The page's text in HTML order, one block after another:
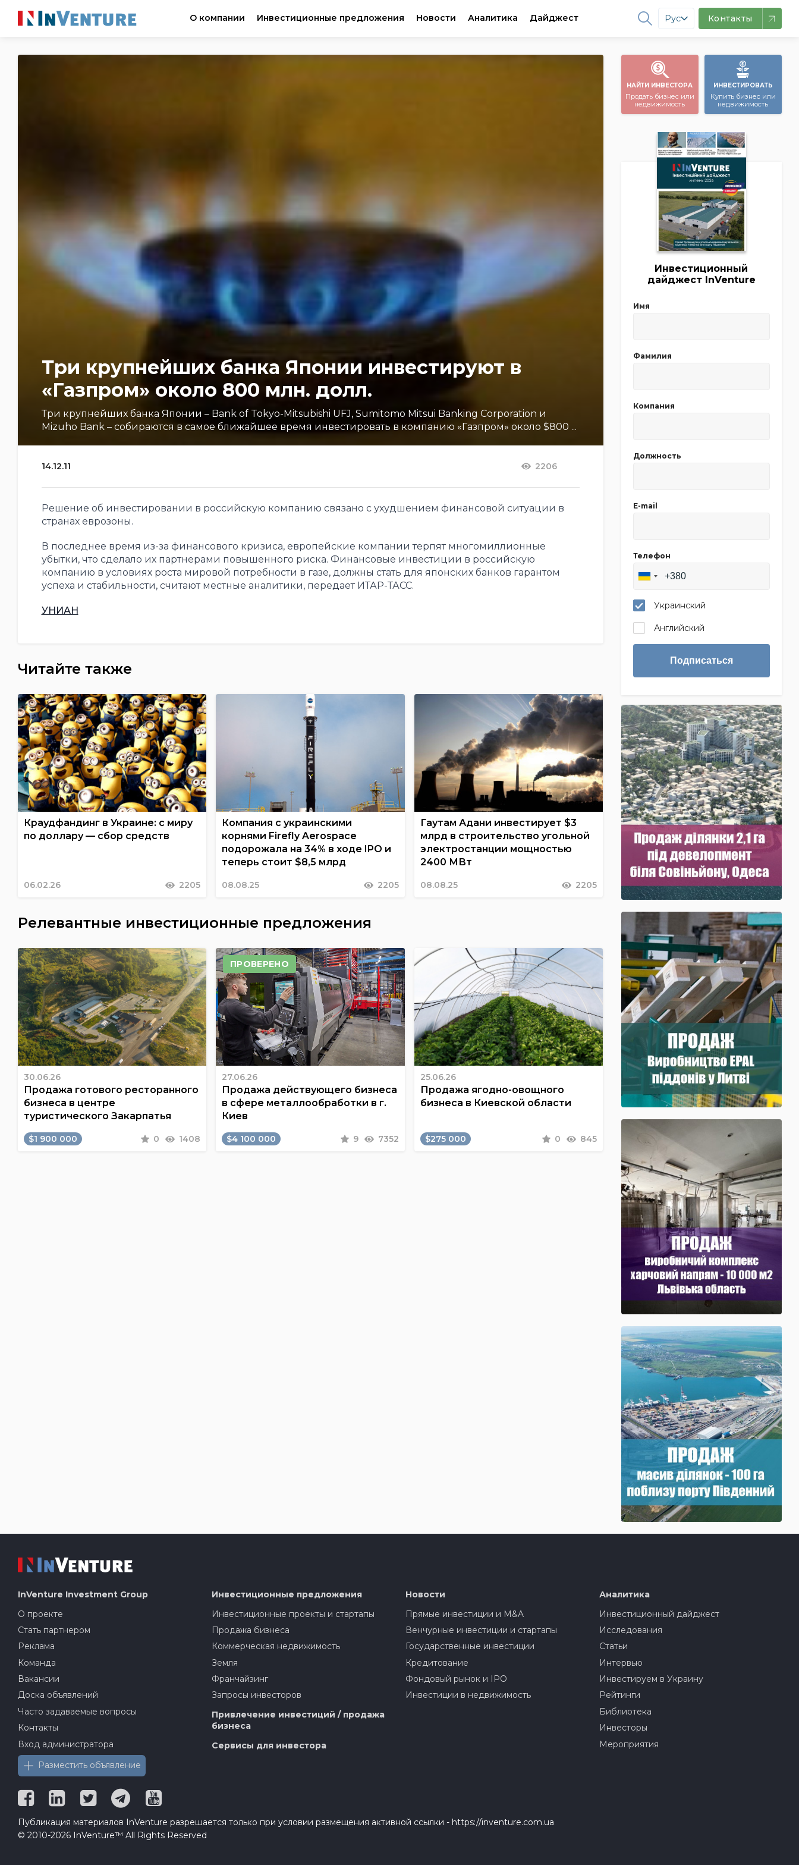
О компании Инвестиционные предложения Новости Аналитика Дайджест Рус Контакты
Три крупнейших банка Японии инвестируют в
«Газпром» около 800 млн. долл.
Три крупнейших банка Японии – Bank of Tokyo-Mitsubishi UFJ, Sumitomo Mitsui Banking Corporation и
Mizuho Bank – собираются в самое ближайшее время инвестировать в компанию «Газпром» около $800 ...
14.12.11 2206
Решение об инвестировании в российскую компанию связано с ухудшением финансовой ситуации в
странах еврозоны.
В последнее время из-за финансового кризиса, европейские компании терпят многомиллионные
убытки, что сделало их партнерами повышенного риска. Финансовые инвестиции в российскую
компанию в условиях роста мировой потребности в газе, должны стать для японских банков гарантом
успеха и стабильности, считают местные аналитики, передает ИТАР-ТАСС.
УНИАН
Читайте также
Краудфандинг в Украине: с миру
по доллару — сбор средств
06.02.26 2205
Компания с украинскими
корнями Firefly Aerospace
подорожала на 34% в ходе IPO и
теперь стоит $8,5 млрд
08.08.25 2205
Гаутам Адани инвестирует $3
млрд в строительство угольной
электростанции мощностью
2400 МВт
08.08.25 2205
Релевантные инвестиционные предложения
30.06.26
Продажа готового ресторанного
бизнеса в центре
туристического Закарпатья
$1 900 000 0 1408
ПРОВЕРЕНО
27.06.26
Продажа действующего бизнеса
в сфере металлообработки в г.
Киев
$4 100 000 9 7352
25.06.26
Продажа ягодно-овощного
бизнеса в Киевской области
$275 000 0 845
НАЙТИ ИНВЕСТОРА
Продать бизнес или
недвижимость
ИНВЕСТИРОВАТЬ
Купить бизнес или
недвижимость
Инвестиционный
дайджест InVenture
Имя
Фамилия
Компания
Должность
E-mail
Телефон
Украинский
Английский
Подписаться
InVenture Investment Group
О проекте
Стать партнером
Реклама
Команда
Вакансии
Доска объявлений
Часто задаваемые вопросы
Контакты
Вход администратора
Разместить объявление
Инвестиционные предложения
Инвестиционные проекты и стартапы
Продажа бизнеса
Коммерческая недвижимость
Земля
Франчайзинг
Запросы инвесторов
Привлечение инвестиций / продажа
бизнеса
Сервисы для инвестора
Новости
Прямые инвестиции и M&A
Венчурные инвестиции и стартапы
Государственные инвестиции
Кредитование
Фондовый рынок и IPO
Инвестиции в недвижимость
Аналитика
Инвестиционный дайджест
Исследования
Статьи
Интервью
Инвестируем в Украину
Рейтинги
Библиотека
Инвесторы
Мероприятия
Публикация материалов InVenture разрешается только при условии размещения активной ссылки - https://inventure.com.ua
© 2010-2026 InVenture™ All Rights Reserved